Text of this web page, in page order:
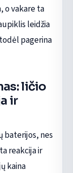
o vakare ta
leidžia
pagerina
ličio
ir
baterijos, nes
reakcija ir
kaina